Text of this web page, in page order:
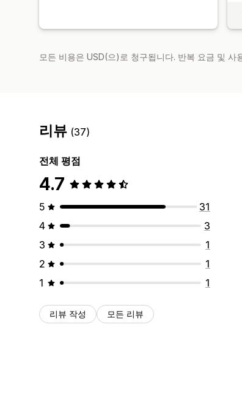
모든 비용은 USD(으)로 청구됩니다. 반복 요금 및 사
리뷰 (37)
전체 평점
4.7
5
31
4
3
3
1
2
1
1
1
리뷰 작성 모든 리뷰